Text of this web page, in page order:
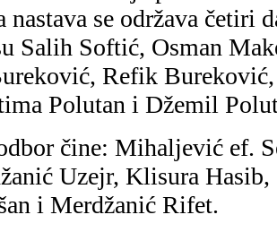
nastava se održava četiri
Salih Softić, Osman
Refik
Polutan i Džemil
čine: Mihaljević ef.
Uzejr, Klisura
i Merdžanić Rifet.